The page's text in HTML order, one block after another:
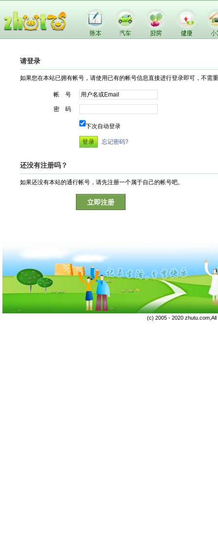
请登录
如果您在本站已拥有帐号，请使用已有的帐号信息直接进行登录即可，不需
帐 号
密 码
下次自动登录
忘记密码?
还没有注册吗？
如果还没有本站的通行帐号，请先注册一个属于自己的帐号吧。
立即注册
(c) 2005 - 2020